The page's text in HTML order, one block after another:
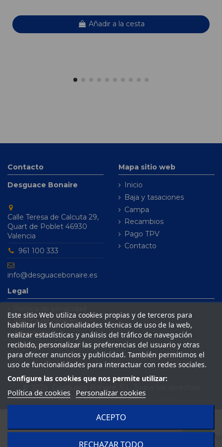
Añadir a la cesta
Contacto
Desguace Bonaire
Calle Teresa de Calcuta 29,
Quart de Poblet 46930
Valencia
961 100 333
info@desguacebonaire.es
Mapa sitio web
Inicio
Baja y tasaciones
Campa
Recambios
Pago TPV
Contacto
Legal
Política de cookies
Aviso legal
Condiciones de venta
Este sitio Web utiliza cookies propias y de terceros para
habilitar las funcionalidades técnicas de uso de la web,
realizar estadísticas y análisis del tráfico de navegación
recibido, personalizar las preferencias del usuario y otras
para ofrecer anuncios y publicidad. También permitimos el
uso de funcionalidades para interactuar con redes sociales.
Configure las cookies que nos permite utilizar:
Política de cookies Personalizar cookies
RECHAZAR TODO
ACEPTO
reservados | Desarrollado porSeintosoft